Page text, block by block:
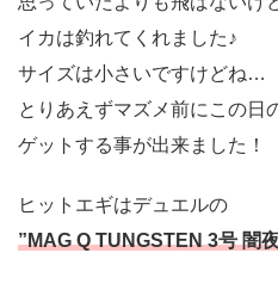
イカは釣れてくれました♪
サイズは小さいですけどね…
とりあえずマズメ前にこの日
ゲットする事が出来ました！
ヒットエギはデュエルの
”MAG Q TUNGSTEN 3号 闇